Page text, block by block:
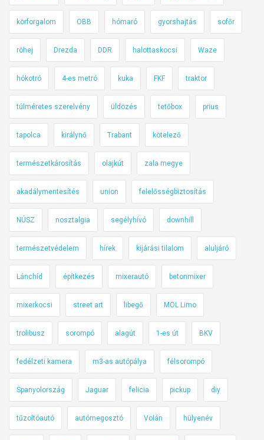
g
a
t
ó
m
ű
k
ö
d
n
e
a
s
g
b
a
?
körforgalom OBB hómaró gyorshajtás sofőr
röhej Drezda DDR halottaskocsi Waze
hókotró 4-es metró kuka FKF traktor
túlméretes szerelvény üldözés tetőbox prius
tapolca királynő Trabant kötelező
természetkárosítás olajkút zala megye
akadálymentesítés union felelősségbiztosítás
NÚSZ nosztalgia segélyhívó downhill
természetvédelem hírek kijárási tilalom aluljáró
Lánchíd építkezés mixerautó betonmixer
mixerkocsi street art libegő MOL Limo
trolibusz sorompó alagút 1-es út BKV
fedélzeti kamera m3-as autópálya félsorompó
Spanyolország Jaguar felicia pickup diy
tűzoltóautó autómegosztó Volán hülyenév